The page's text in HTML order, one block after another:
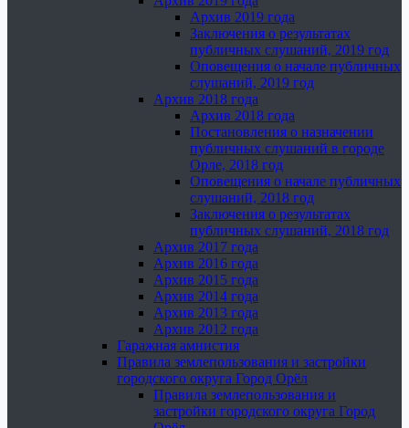
Архив 2019 года
Заключения о результатах
публичных слушаний, 2019 год
Оповещения о начале публичных
слушаний, 2019 год
Архив 2018 года
Архив 2018 года
Постановления о назначении
публичных слушаний в городе
Орле, 2018 год
Оповещения о начале публичных
слушаний, 2018 год
Заключения о результатах
публичных слушаний, 2018 год
Архив 2017 года
Архив 2016 года
Архив 2015 года
Архив 2014 года
Архив 2013 года
Архив 2012 года
Гаражная амнистия
Правила землепользования и застройки
городского округа Город Орёл
Правила землепользования и
застройки городского округа Город